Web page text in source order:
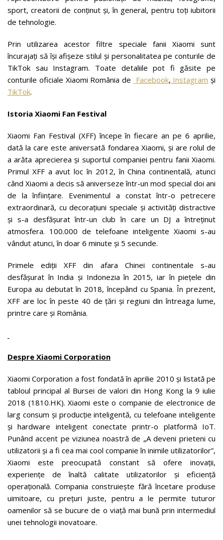
sport, creatorii de conținut și, în general, pentru toți iubitorii
de tehnologie.
Prin utilizarea acestor filtre speciale fanii Xiaomi sunt
încurajați să își afișeze stilul și personalitatea pe conturile de
TikTok sau Instagram. Toate detaliile pot fi găsite pe
conturile oficiale Xiaomi România de Facebook, Instagram și
TikTok.
Istoria Xiaomi Fan Festival
Xiaomi Fan Festival (XFF) începe în fiecare an pe 6 aprilie,
dată la care este aniversată fondarea Xiaomi, și are rolul de
a arăta aprecierea și suportul companiei pentru fanii Xiaomi.
Primul XFF a avut loc în 2012, în China continentală, atunci
când Xiaomi a decis să aniverseze într-un mod special doi ani
de la înființare. Evenimentul a constat într-o petrecere
extraordinară, cu decorațiuni speciale și activități distractive
și s-a desfășurat într-un club în care un DJ a întreținut
atmosfera. 100.000 de telefoane inteligente Xiaomi s-au
vândut atunci, în doar 6 minute și 5 secunde.
Primele ediții XFF din afara Chinei continentale s-au
desfășurat în India și Indonezia în 2015, iar în piețele din
Europa au debutat în 2018, începând cu Spania. În prezent,
XFF are loc în peste 40 de țări și regiuni din întreaga lume,
printre care și România.
Despre Xiaomi Corporation
Xiaomi Corporation a fost fondată în aprilie 2010 și listată pe
tabloul principal al Bursei de valori din Hong Kong la 9 iulie
2018 (1810.HK). Xiaomi este o companie de electronice de
larg consum și producție inteligentă, cu telefoane inteligente
și hardware inteligent conectate printr-o platformă IoT.
Punând accent pe viziunea noastră de „A deveni prieteni cu
utilizatorii și a fi cea mai cool companie în inimile utilizatorilor”,
Xiaomi este preocupată constant să ofere inovații,
experiențe de înaltă calitate utilizatorilor și eficiență
operațională. Compania construiește fără încetare produse
uimitoare, cu prețuri juste, pentru a le permite tuturor
oamenilor să se bucure de o viață mai bună prin intermediul
unei tehnologii inovatoare.